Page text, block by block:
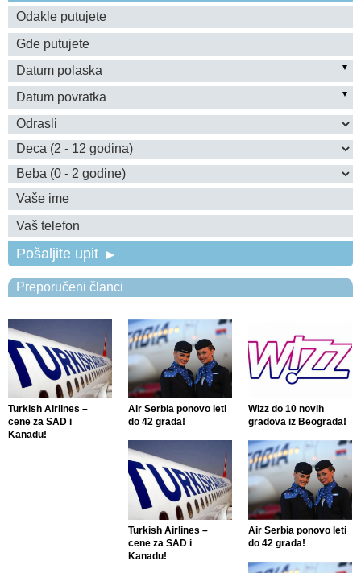
Pošaljite upit
Preporučeni članci
Turkish Airlines –
cene za SAD i
Kanadu!
Air Serbia ponovo leti
do 42 grada!
Wizz do 10 novih
gradova iz Beograda!
Turkish Airlines –
cene za SAD i
Kanadu!
Air Serbia ponovo leti
do 42 grada!